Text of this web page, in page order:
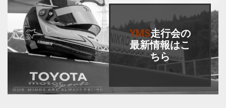
YMS走行会の
最新情報はこ
ちら